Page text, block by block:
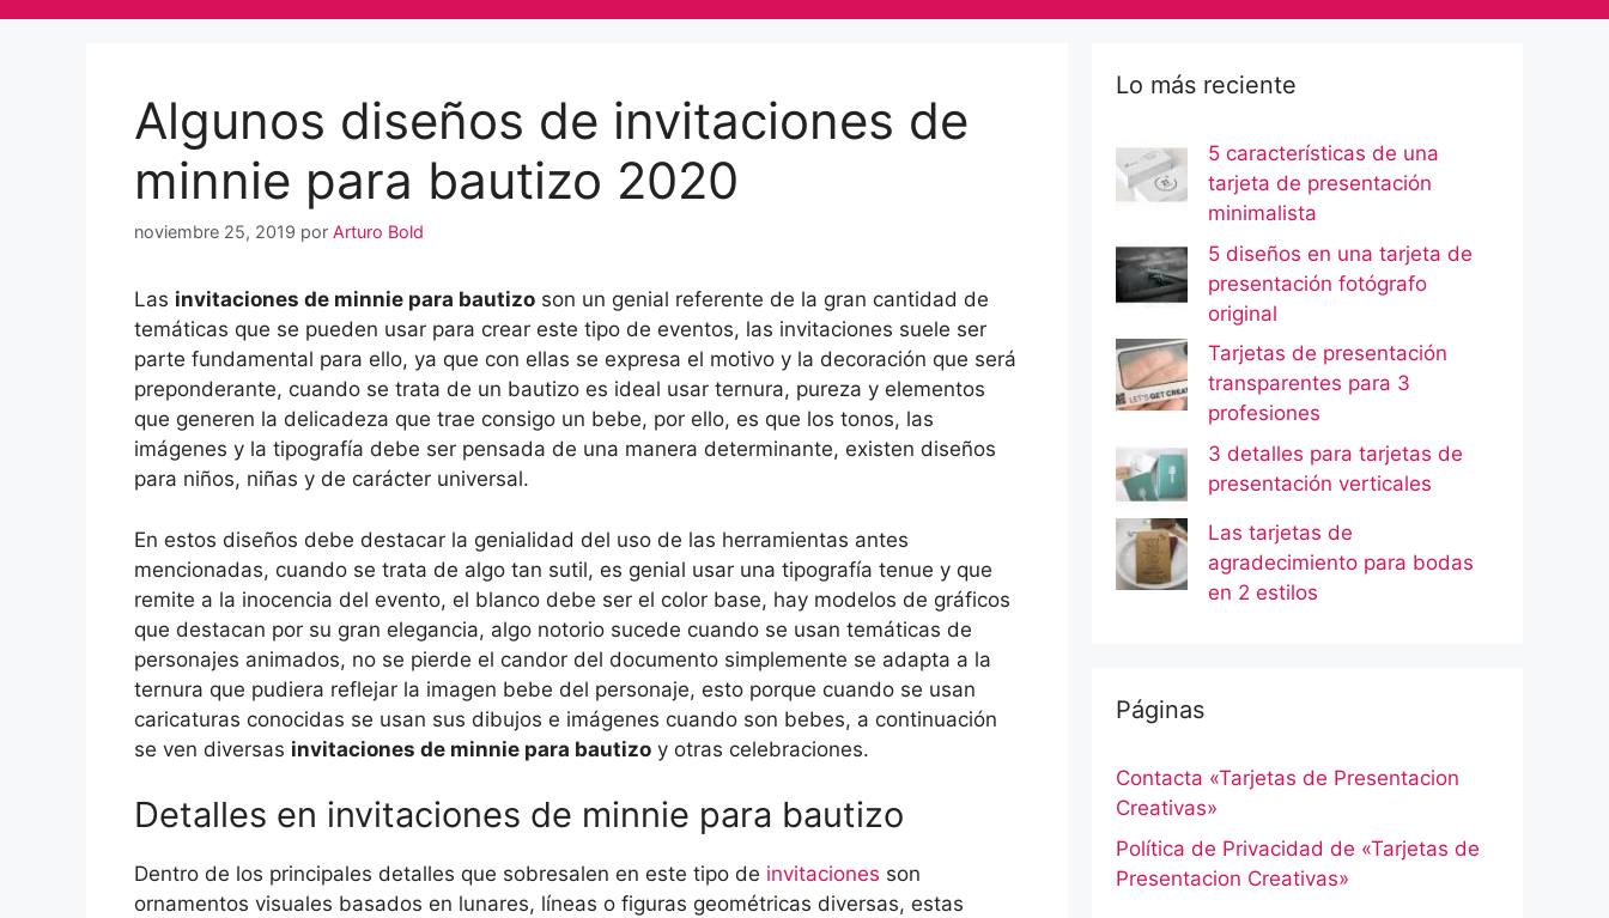
Algunos diseños de invitaciones de
minnie para bautizo 2020
noviembre 25, 2019 por Arturo Bold
Las invitaciones de minnie para bautizo son un genial referente de la gran cantidad de
temáticas que se pueden usar para crear este tipo de eventos, las invitaciones suele ser
parte fundamental para ello, ya que con ellas se expresa el motivo y la decoración que será
preponderante, cuando se trata de un bautizo es ideal usar ternura, pureza y elementos
que generen la delicadeza que trae consigo un bebe, por ello, es que los tonos, las
imágenes y la tipografía debe ser pensada de una manera determinante, existen diseños
para niños, niñas y de carácter universal.
En estos diseños debe destacar la genialidad del uso de las herramientas antes
mencionadas, cuando se trata de algo tan sutil, es genial usar una tipografía tenue y que
remite a la inocencia del evento, el blanco debe ser el color base, hay modelos de gráficos
que destacan por su gran elegancia, algo notorio sucede cuando se usan temáticas de
personajes animados, no se pierde el candor del documento simplemente se adapta a la
ternura que pudiera reflejar la imagen bebe del personaje, esto porque cuando se usan
caricaturas conocidas se usan sus dibujos e imágenes cuando son bebes, a continuación
se ven diversas invitaciones de minnie para bautizo y otras celebraciones.
Detalles en invitaciones de minnie para bautizo
Dentro de los principales detalles que sobresalen en este tipo de invitaciones son
ornamentos visuales basados en lunares, líneas o figuras geométricas diversas, estas
Lo más reciente
5 características de una
tarjeta de presentación
minimalista
5 diseños en una tarjeta de
presentación fotógrafo
original
Tarjetas de presentación
transparentes para 3
profesiones
3 detalles para tarjetas de
presentación verticales
Las tarjetas de
agradecimiento para bodas
en 2 estilos
Páginas
Contacta «Tarjetas de Presentacion
Creativas»
Política de Privacidad de «Tarjetas de
Presentacion Creativas»